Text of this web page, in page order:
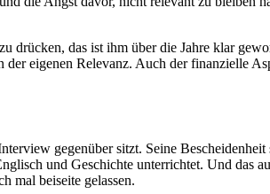
drücken, das ist ihm über die Jahre klar
der eigenen Relevanz. Auch der finanzielle
gegenüber sitzt. Seine
und Geschichte unterrichtet. Und das
mal beiseite gelassen.